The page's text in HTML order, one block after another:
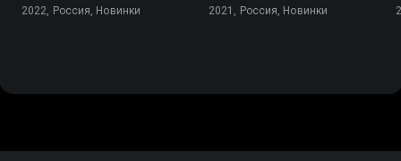
2022, Россия, Новинки 2021, Россия, Новинки